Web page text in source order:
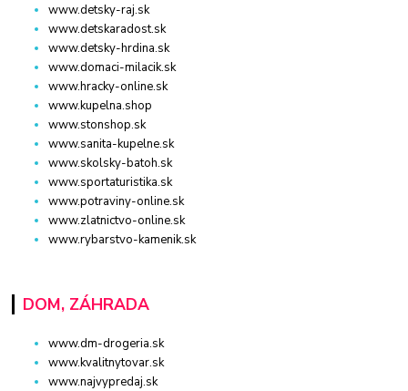
www.detsky-raj.sk
www.detskaradost.sk
www.detsky-hrdina.sk
www.domaci-milacik.sk
www.hracky-online.sk
www.kupelna.shop
www.stonshop.sk
www.sanita-kupelne.sk
www.skolsky-batoh.sk
www.sportaturistika.sk
www.potraviny-online.sk
www.zlatnictvo-online.sk
www.rybarstvo-kamenik.sk
DOM, ZÁHRADA
www.dm-drogeria.sk
www.kvalitnytovar.sk
www.najvypredaj.sk